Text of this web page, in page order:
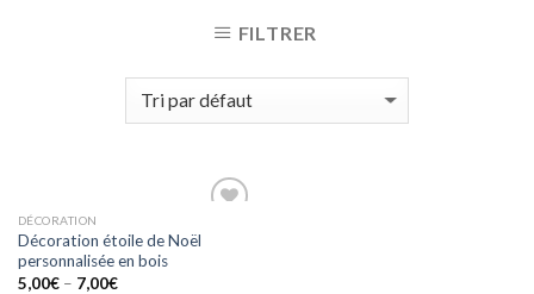
FILTRER
DÉCORATION
Décoration étoile de Noël
personnalisée en bois
5,00€– 7,00€